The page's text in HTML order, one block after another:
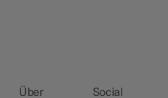
Über Social